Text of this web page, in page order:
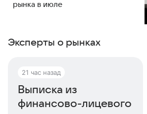
рынка в июле
Эксперты о рынках
21 час назад
Выписка из
финансово-лицевого